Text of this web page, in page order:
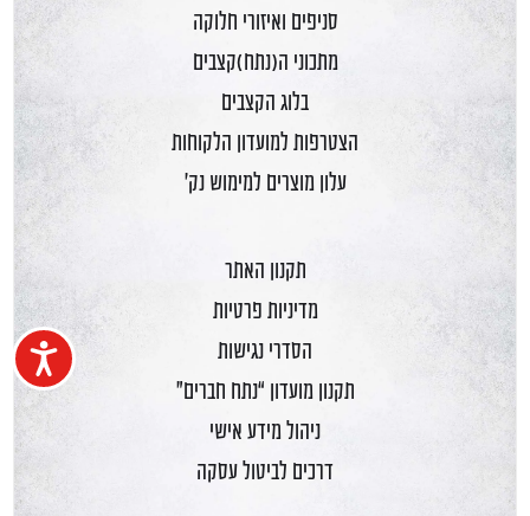
סניפים ואיזורי חלוקה
מתכוני ה(נתח)קצבים
בלוג הקצבים
הצטרפות למועדון הלקוחות
עלון מוצרים למימוש נק'
תקנון האתר
מדיניות פרטיות
הסדרי נגישות
תקנון מועדון “נתח חברים”
ניהול מידע אישי
דרכים לביטול עסקה